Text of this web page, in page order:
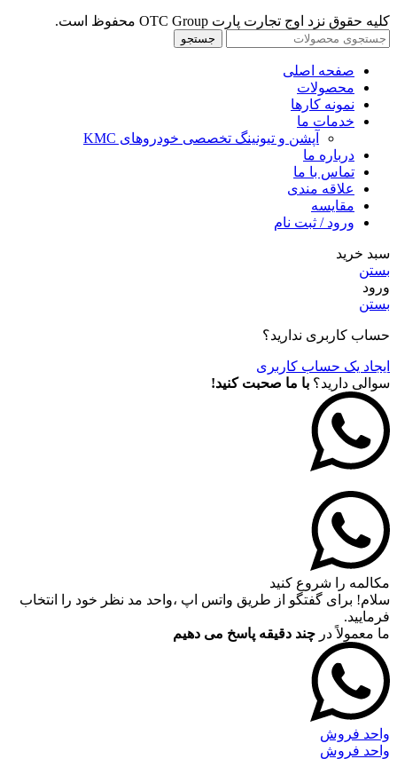
کلیه حقوق نزد اوج تجارت پارت OTC Group محفوظ است.
جستجو
صفحه اصلی
محصولات
نمونه کارها
خدمات ما
آپشن و تیونینگ تخصصی خودروهای KMC
درباره ما
تماس با ما
علاقه مندی
مقايسه
ورود / ثبت نام
سبد خرید
بستن
ورود
بستن
حساب کاربری ندارید؟
ایجاد یک حساب کاربری
سوالی دارید؟ با ما صحبت کنید!
مکالمه را شروع کنید
سلام! برای گفتگو از طریق واتس اپ ،واحد مد نظر خود را انتخاب
فرمایید.
ما معمولاً در چند دقیقه پاسخ می دهیم
واحد فروش
واحد فروش